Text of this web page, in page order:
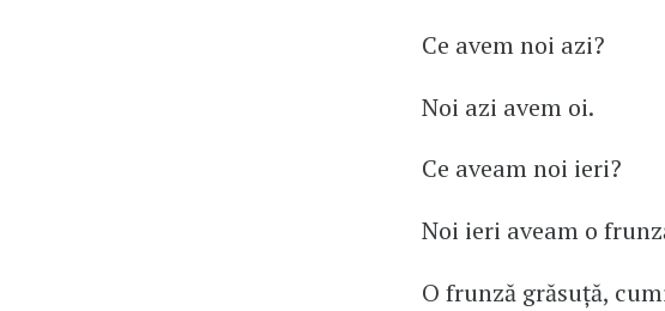
Ce avem noi azi?
Noi azi avem oi.
Ce aveam noi ieri?
Noi ieri aveam o
O frunză grăsuță,